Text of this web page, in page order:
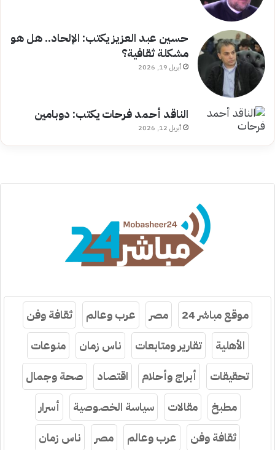
حسين عبد العزيز يكتب: الإلحاد.. هل هو
مشكلة ثقافية؟
أبريل 19, 2026
الناقد أحمد فرحات يكتب: دوبامين
أبريل 12, 2026
موقع مباشر 24 مصر عرب وعالم
ثقافة وفن
الأهلية
تقارير ومتابعات ناس زمان
منوعات
تحقيقات
أبراج وأحلام اقتصاد
صحة وجمال
مطبخ
مقالات سياسة الخصوصية
أسرار
ثقافة وفن
عرب وعالم مصر ناس زمان